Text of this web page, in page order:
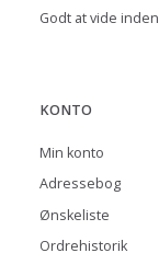
Godt at vide
KONTO
Min konto
Adressebog
Ønskeliste
Ordrehistorik